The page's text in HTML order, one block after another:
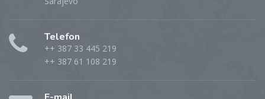
Telefon
++ 387 33 445 219
++ 387 61 108 219